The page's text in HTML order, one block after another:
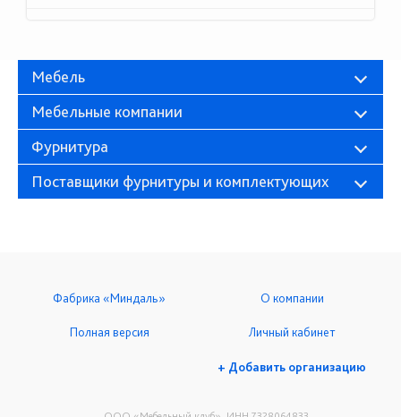
Мебель
Мебельные компании
Фурнитура
Поставщики фурнитуры и комплектующих
Фабрика «Миндаль» О компании
Полная версия Личный кабинет
+ Добавить организацию